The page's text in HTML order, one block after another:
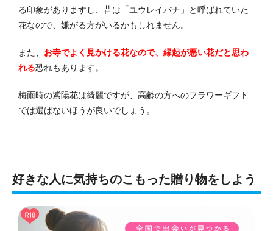
る印象がありますし、昔は「ユウレイバナ」と呼ばれていた
花なので、嫌がる方がいるかもしれません。
また、 お寺でよく見かける花なので、縁起が悪い花だと思わ
れる恐れもあります。
梅雨時の紫陽花は綺麗ですが、高齢の方へのフラワーギフト
では選ばないほうが良いでしょう。
好きな人に気持ちのこもった贈り物をしよう